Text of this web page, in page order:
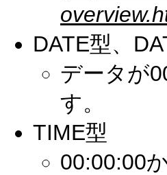
DATE型、
データが
す。
TIME型
00:00:00